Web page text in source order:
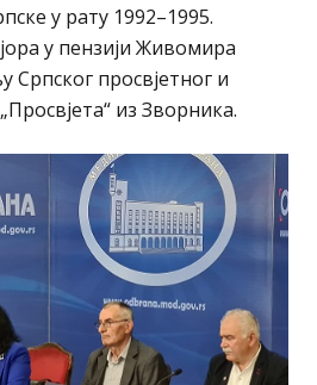
у рату 1992–1995.
у пензији Живомира
Српског просвјетног и
из Зворника.